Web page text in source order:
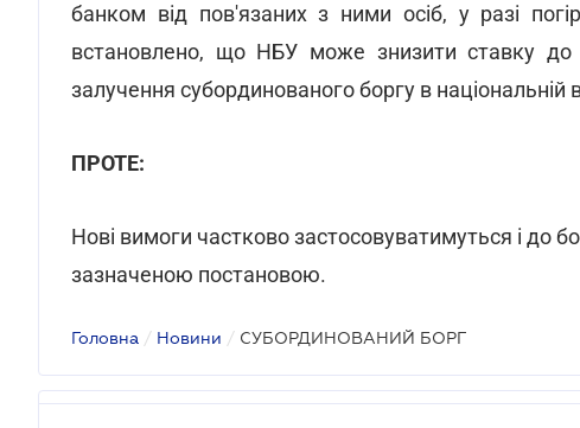
банком від пов'язаних з ними осіб, у разі
встановлено, що НБУ може знизити ставку до
залучення субординованого боргу в національній
ПРОТЕ:
Нові вимоги частково застосовуватимуться і до
зазначеною постановою.
Головна / Новини / СУБОРДИНОВАНИЙ БОРГ